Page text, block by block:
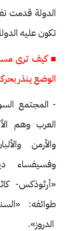
الدولة قدمت
تكون عليه
■ كيف ترى
الوضع ينذر
- المجتمع
العرب وهم
والأرمن
وفسيفساء
«أرثوذكس-
طوائفه:
الدروز».